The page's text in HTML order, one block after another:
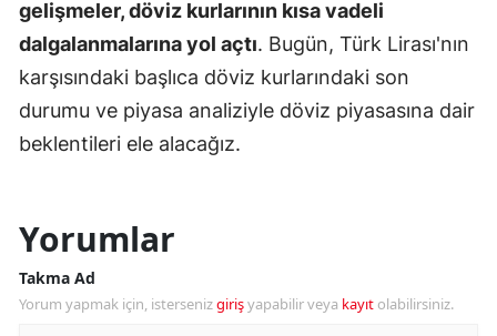
gelişmeler, döviz kurlarının kısa vadeli
dalgalanmalarına yol açtı. Bugün, Türk Lirası'nın
karşısındaki başlıca döviz kurlarındaki son
durumu ve piyasa analiziyle döviz piyasasına dair
beklentileri ele alacağız.
Yorumlar
Takma Ad
Yorum yapmak için, istersenizgirişyapabilir veya kayıt olabilirsiniz.